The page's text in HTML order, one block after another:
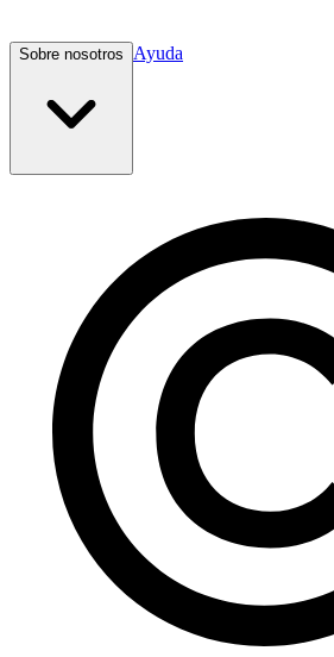
Sobre nosotros Ayuda